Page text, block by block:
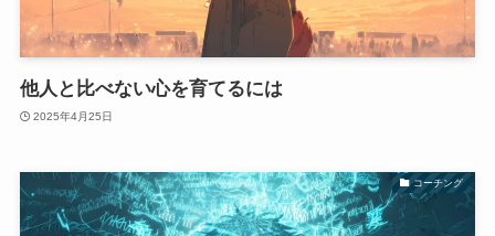
他人と比べない心を育てるには
2025年4月25日
コーチング